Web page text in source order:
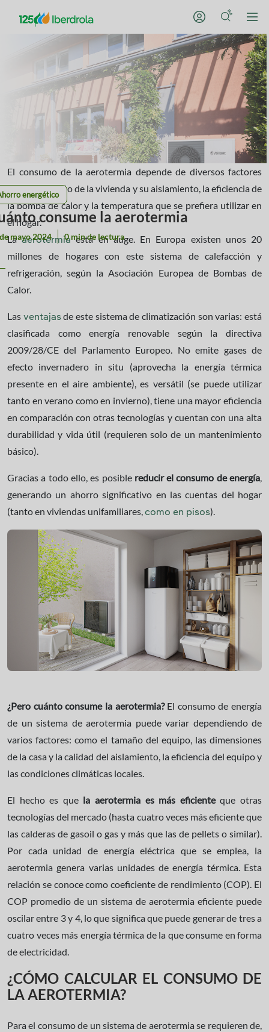
energético
consume la aerotermia
mayo 2024 0 min de lectura
El consumo de la aerotermia depende de diversos factores
como el tamaño de la vivienda y su aislamiento, la eficiencia de
la bomba de calor y la temperatura que se prefiera utilizar en
el hogar.
Laaerotermiaestá en auge. En Europa existen unos 20
millones de hogares con este sistema de calefacción y
refrigeración, según la Asociación Europea de Bombas de
Calor.
Las ventajasde este sistema de climatización son varias: está
clasificada como energía renovable según la directiva
2009/28/CE del Parlamento Europeo. No emite gases de
efecto invernadero in situ (aprovecha la energía térmica
presente en el aire ambiente), es versátil (se puede utilizar
tanto en verano como en invierno), tiene una mayor eficiencia
en comparación con otras tecnologías y cuentan con una alta
durabilidad y vida útil (requieren solo de un mantenimiento
básico).
Gracias a todo ello, es posible reducir el consumo de energía,
generando un ahorro significativo en las cuentas del hogar
(tanto en viviendas unifamiliares, como en pisos).
¿Pero cuánto consume la aerotermia?El consumo de energía
de un sistema de aerotermia puede variar dependiendo de
varios factores: como el tamaño del equipo, las dimensiones
de la casa y la calidad del aislamiento, la eficiencia del equipo y
las condiciones climáticas locales.
El hecho es que la aerotermia es más eficienteque otras
tecnologías del mercado (hasta cuatro veces más eficiente que
las calderas de gasoil o gas y más que las de pellets o similar).
Por cada unidad de energía eléctrica que se emplea, la
aerotermia genera varias unidades de energía térmica. Esta
relación se conoce como coeficiente de rendimiento (COP). El
COP promedio de un sistema de aerotermia eficiente puede
oscilar entre 3 y 4, lo que significa que puede generar de tres a
cuatro veces más energía térmica de la que consume en forma
de electricidad.
¿CÓMO CALCULAR EL CONSUMO DE
LA AEROTERMIA?
Para el consumo de un sistema de aerotermia se requieren de,